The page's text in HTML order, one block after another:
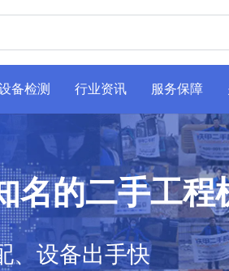
备检测 行业资讯 服务保障
的二手工程
、设备出手快